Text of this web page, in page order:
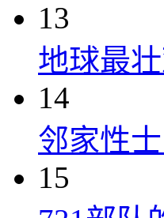
13
地球最壮
14
邻家性士
15